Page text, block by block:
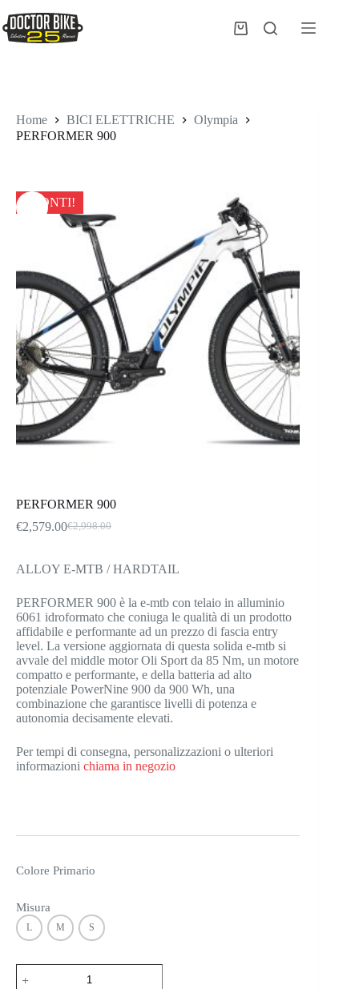
al
contenuto
Carrello
Home BICI ELETTRICHE
Olympia
PERFORMER 900
SCONTI!
PERFORMER 900
€2,998.00
Il
era:
€2,579.00Il
è:
ALLOY E-MTB / HARDTAIL
PERFORMER 900 è la e-mtb con telaio in alluminio
6061 idroformato che coniuga le qualità di un prodotto
affidabile e performante ad un prezzo di fascia entry
level. La versione aggiornata di questa solida e-mtb si
avvale del middle motor Oli Sport da 85 Nm, un motore
compatto e performante, e della batteria ad alto
potenziale PowerNine 900 da 900 Wh, una
combinazione che garantisce livelli di potenza e
autonomia decisamente elevati.
Per tempi di consegna, personalizzazioni o ulteriori
informazioni chiama in negozio
Colore Primario
Misura
L M S
900